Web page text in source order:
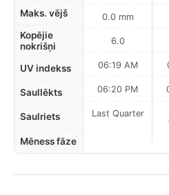
Maks. vējš
Kopējie
nokrišņi
UV indekss
Saullēkts
Saulriets
Mēness fāze
0.0 mm
6.0
06:19 AM
06:20 PM
Last Quarter